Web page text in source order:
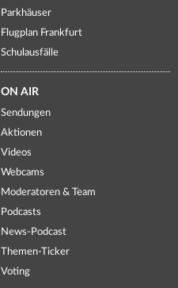
Parkhäuser
Flugplan Frankfurt
Schulausfälle
ON AIR
Sendungen
Aktionen
Videos
Webcams
Moderatoren & Team
Podcasts
News-Podcast
Themen-Ticker
Voting